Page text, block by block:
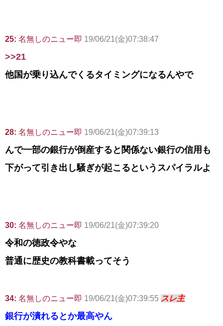
25: 名無しのニュー即 19/06/21(金)07:38:47
>>21
他国が乗り込んでくるタイミングになるんやで
28: 名無しのニュー即 19/06/21(金)07:39:13
んで一部の銀行が倒産すると関係ない銀行の信用も
下がって引き出し騒ぎが起こるというスパイラルよ
30: 名無しのニュー即 19/06/21(金)07:39:20
令和の徳政令やな
普通に歴史の教科書載ってそう
34: 名無しのニュー即 19/06/21(金)07:39:55 スレ主
銀行が潰れるとか最高やん